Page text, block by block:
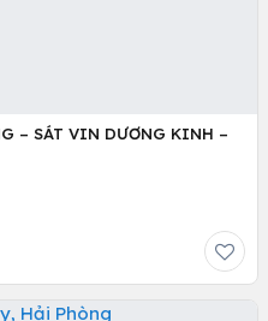
– SÁT VIN DƯƠNG KINH –